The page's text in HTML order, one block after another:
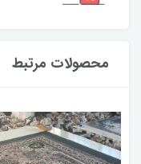
محصولات مرتبط